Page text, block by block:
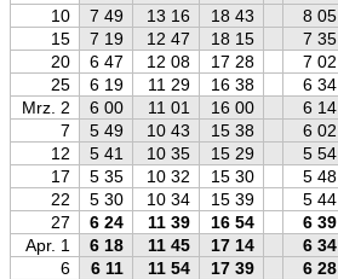
10
7 49 13 16 18 43 8 05
15
7 19 12 47 18 15 7 35
20
6 47 12 08 17 28 7 02
25
6 19 11 29 16 38 6 34
Mrz. 2
6 00 11 01 16 00 6 14
7
5 49 10 43 15 38 6 02
12
5 41 10 35 15 29 5 54
17
5 35 10 32 15 30 5 48
22
5 30 10 34 15 39 5 44
27
6 24 11 39 16 54 6 39
Apr. 1
6 18 11 45 17 14 6 34
6
6 11 11 54 17 39 6 28